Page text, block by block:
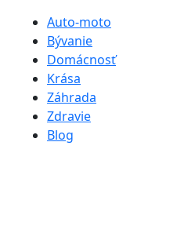
Auto-moto
Bývanie
Domácnosť
Krása
Záhrada
Zdravie
Blog